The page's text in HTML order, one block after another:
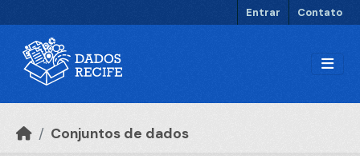
Entrar Contato
Conjuntos de dados